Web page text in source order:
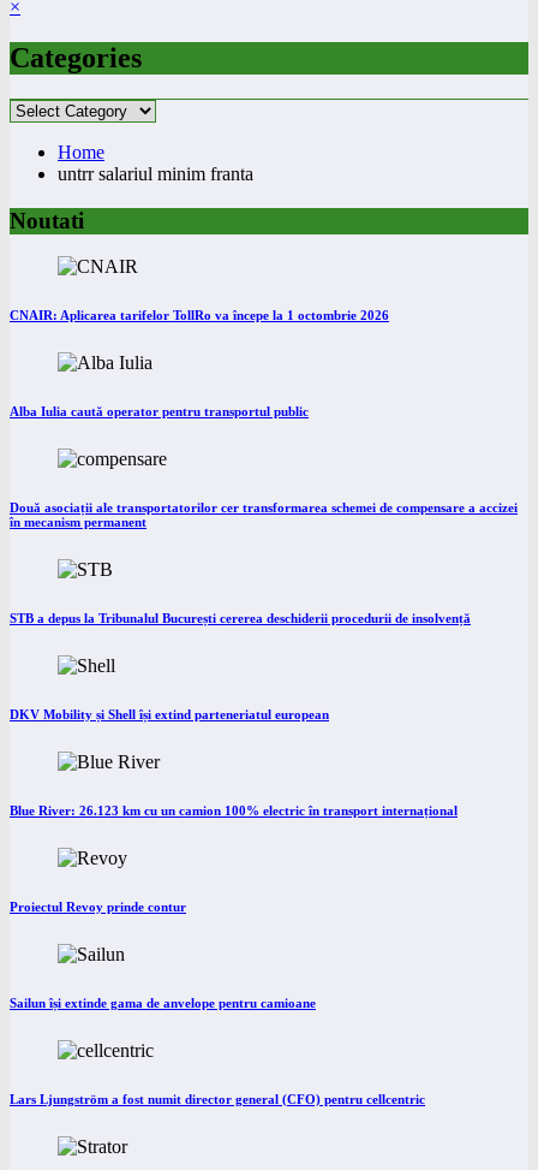
×
Categories
Categories
Home
untrr salariul minim franta
Noutati
CNAIR: Aplicarea tarifelor TollRo va începe la 1 octombrie 2026
Alba Iulia caută operator pentru transportul public
Două asociații ale transportatorilor cer transformarea schemei de compensare a accizei
în mecanism permanent
STB a depus la Tribunalul București cererea deschiderii procedurii de insolvență
DKV Mobility și Shell își extind parteneriatul european
Blue River: 26.123 km cu un camion 100% electric în transport internațional
Proiectul Revoy prinde contur
Sailun își extinde gama de anvelope pentru camioane
Lars Ljungström a fost numit director general (CFO) pentru cellcentric